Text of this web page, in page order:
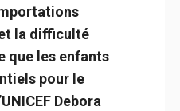
la difficulté
que les enfants
pour le
Debora